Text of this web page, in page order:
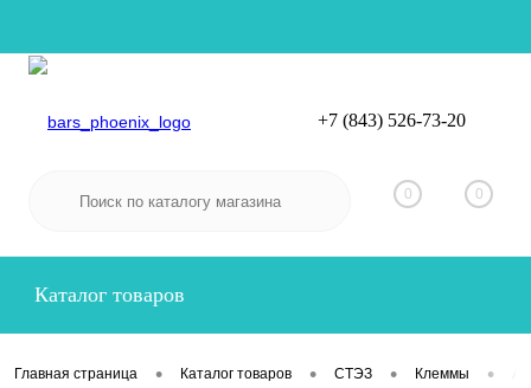
Вход
+7 (843) 526-73-20
0 0
Каталог товаров
Главная страница • Каталог товаров • СТЭЗ • Клеммы •